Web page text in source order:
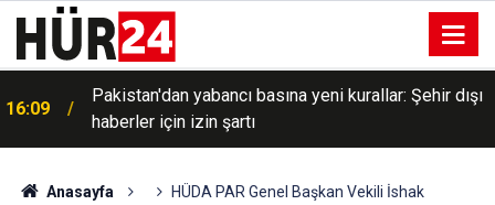
16:09
Pakistan'dan yabancı basına yeni kurallar: Şehir dışı
haberler için izin şartı
Anasayfa
HÜDA PAR Genel Başkan Vekili İshak